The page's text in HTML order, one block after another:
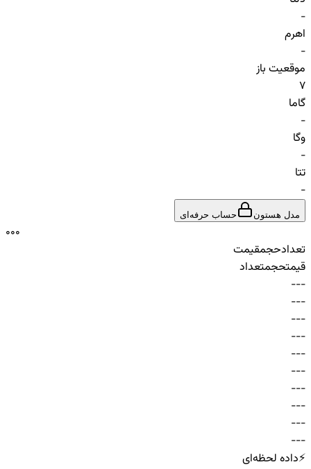
-
اهرم
-
موقعیت باز
7
گاما
-
وگا
-
تتا
-
مدل هستون حساب حرفه‌ای
000
تعدادحجمقیمت
قیمتحجمتعداد
-
-
-
-
-
-
-
-
-
-
-
-
-
-
-
-
-
-
-
-
-
-
-
-
-
-
-
-
-
-
⚡داده لحظه‌ای